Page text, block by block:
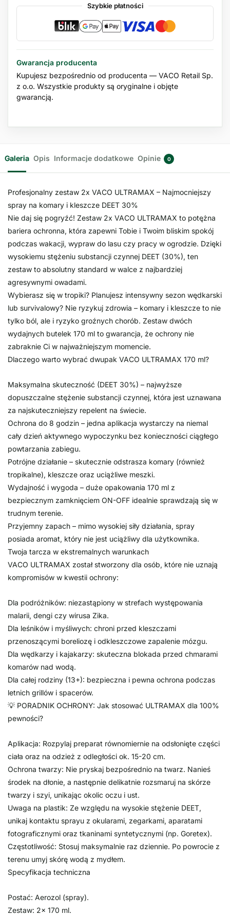
Szybkie płatności
Gwarancja producenta
Kupujesz bezpośrednio od producenta — VACO Retail Sp.
z o.o. Wszystkie produkty są oryginalne i objęte
gwarancją.
Galeria Opis Informacje dodatkowe Opinie 0
Profesjonalny zestaw 2x VACO ULTRAMAX – Najmocniejszy
spray na komary i kleszcze DEET 30%
Nie daj się pogryźć! Zestaw 2x VACO ULTRAMAX to potężna
bariera ochronna, która zapewni Tobie i Twoim bliskim spokój
podczas wakacji, wypraw do lasu czy pracy w ogrodzie. Dzięki
wysokiemu stężeniu substancji czynnej DEET (30%), ten
zestaw to absolutny standard w walce z najbardziej
agresywnymi owadami.
Wybierasz się w tropiki? Planujesz intensywny sezon wędkarski
lub survivalowy? Nie ryzykuj zdrowia – komary i kleszcze to nie
tylko ból, ale i ryzyko groźnych chorób. Zestaw dwóch
wydajnych butelek 170 ml to gwarancja, że ochrony nie
zabraknie Ci w najważniejszym momencie.
Dlaczego warto wybrać dwupak VACO ULTRAMAX 170 ml?
Maksymalna skuteczność (DEET 30%) – najwyższe
dopuszczalne stężenie substancji czynnej, która jest uznawana
za najskuteczniejszy repelent na świecie.
Ochrona do 8 godzin – jedna aplikacja wystarczy na niemal
cały dzień aktywnego wypoczynku bez konieczności ciągłego
powtarzania zabiegu.
Potrójne działanie – skutecznie odstrasza komary (również
tropikalne), kleszcze oraz uciążliwe meszki.
Wydajność i wygoda – duże opakowania 170 ml z
bezpiecznym zamknięciem ON-OFF idealnie sprawdzają się w
trudnym terenie.
Przyjemny zapach – mimo wysokiej siły działania, spray
posiada aromat, który nie jest uciążliwy dla użytkownika.
Twoja tarcza w ekstremalnych warunkach
VACO ULTRAMAX został stworzony dla osób, które nie uznają
kompromisów w kwestii ochrony:
Dla podróżników: niezastąpiony w strefach występowania
malarii, dengi czy wirusa Zika.
Dla leśników i myśliwych: chroni przed kleszczami
przenoszącymi boreliozę i odkleszczowe zapalenie mózgu.
Dla wędkarzy i kajakarzy: skuteczna blokada przed chmarami
komarów nad wodą.
Dla całej rodziny (13+): bezpieczna i pewna ochrona podczas
letnich grillów i spacerów.
💡 PORADNIK OCHRONY: Jak stosować ULTRAMAX dla 100%
pewności?
Aplikacja: Rozpylaj preparat równomiernie na odsłonięte części
ciała oraz na odzież z odległości ok. 15-20 cm.
Ochrona twarzy: Nie pryskaj bezpośrednio na twarz. Nanieś
środek na dłonie, a następnie delikatnie rozsmaruj na skórze
twarzy i szyi, unikając okolic oczu i ust.
Uwaga na plastik: Ze względu na wysokie stężenie DEET,
unikaj kontaktu sprayu z okularami, zegarkami, aparatami
fotograficznymi oraz tkaninami syntetycznymi (np. Goretex).
Częstotliwość: Stosuj maksymalnie raz dziennie. Po powrocie z
terenu umyj skórę wodą z mydłem.
Specyfikacja techniczna
Postać: Aerozol (spray).
Zestaw: 2x 170 ml.